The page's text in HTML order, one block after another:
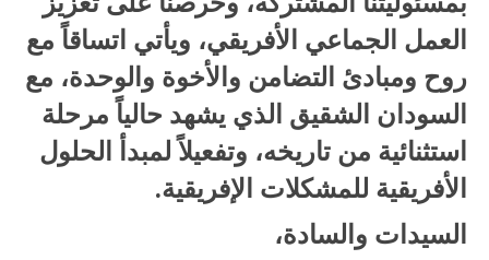
العمل الجماعي الأفريقي، ويأتي اتساقاً مع
روح ومبادئ التضامن والأخوة والوحدة، مع
السودان الشقيق الذي يشهد حالياً مرحلة
استثنائية من تاريخه، وتفعيلاً لمبدأ الحلول
الأفريقية للمشكلات الإفريقية.
السيدات والسادة،